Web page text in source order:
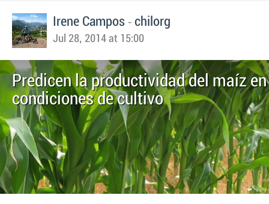
Irene Campos - chilorg
Jul 28, 2014 at 15:00
Predicen la productividad del maíz
condiciones de cultivo